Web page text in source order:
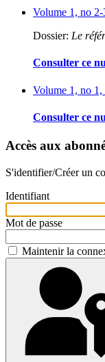
Volume 1, no
Dossier: Le
Consulter ce
Volume 1, no
Consulter ce
Accès aux
S'identifier/Créer un
Identifiant
Mot de passe
Maintenir la